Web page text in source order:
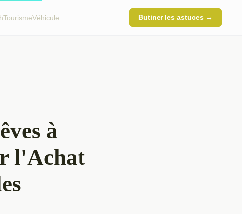
TourismeVéhicule Butiner les astuces →
à
l'Achat